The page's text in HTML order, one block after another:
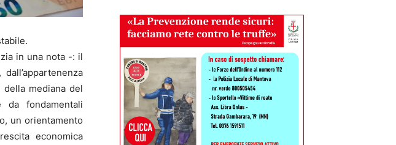
in una nota -: il
mediana del
fondamentali
un orientamento
economica